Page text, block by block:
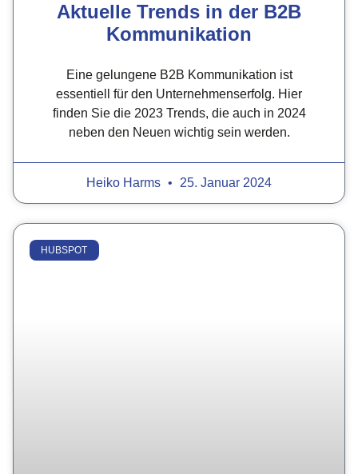
Aktuelle Trends in der B2B
Kommunikation
Eine gelungene B2B Kommunikation ist
essentiell für den Unternehmenserfolg. Hier
finden Sie die 2023 Trends, die auch in 2024
neben den Neuen wichtig sein werden.
Heiko Harms 25. Januar 2024
HUBSPOT